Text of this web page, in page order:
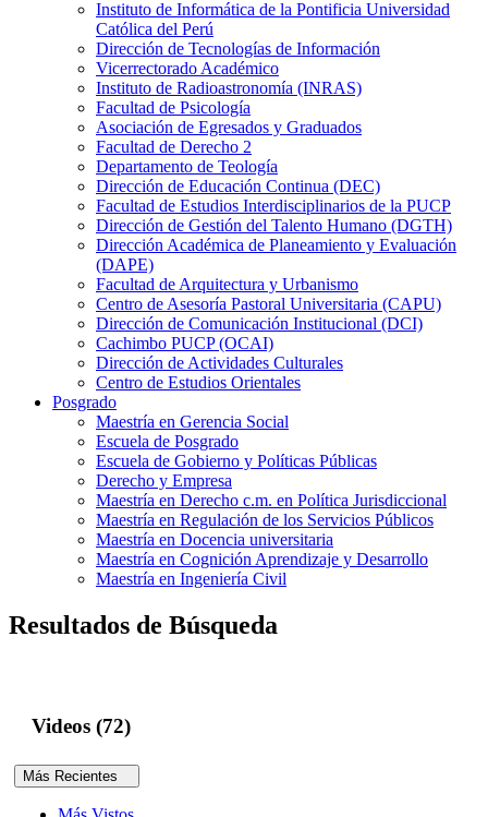
Instituto de Informática de la Pontificia Universidad
Católica del Perú
Dirección de Tecnologías de Información
Vicerrectorado Académico
Instituto de Radioastronomía (INRAS)
Facultad de Psicología
Asociación de Egresados y Graduados
Facultad de Derecho 2
Departamento de Teología
Dirección de Educación Continua (DEC)
Facultad de Estudios Interdisciplinarios de la PUCP
Dirección de Gestión del Talento Humano (DGTH)
Dirección Académica de Planeamiento y Evaluación
(DAPE)
Facultad de Arquitectura y Urbanismo
Centro de Asesoría Pastoral Universitaria (CAPU)
Dirección de Comunicación Institucional (DCI)
Cachimbo PUCP (OCAI)
Dirección de Actividades Culturales
Centro de Estudios Orientales
Posgrado
Maestría en Gerencia Social
Escuela de Posgrado
Escuela de Gobierno y Políticas Públicas
Derecho y Empresa
Maestría en Derecho c.m. en Política Jurisdiccional
Maestría en Regulación de los Servicios Públicos
Maestría en Docencia universitaria
Maestría en Cognición Aprendizaje y Desarrollo
Maestría en Ingeniería Civil
Resultados de Búsqueda
Videos (72)
Más Recientes